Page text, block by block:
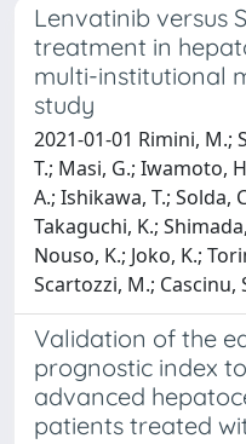
Lenvatinib versus
treatment in
multi-institutional
study
2021-01-01 Rimini, M.;
T.; Masi, G.; Iwamoto,
A.; Ishikawa, T.; Solda,
Takaguchi, K.;
Nouso, K.; Joko, K.;
Scartozzi, M.; Cascinu,
Validation of the
prognostic index
advanced
patients treated